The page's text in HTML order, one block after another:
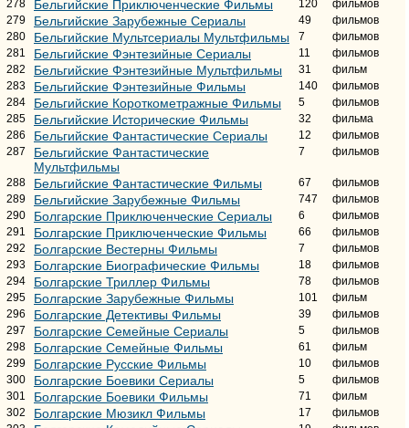
278 Бельгийские Приключенческие Фильмы 120
фильмов
279
Бельгийские Зарубежные Сериалы 49
фильмов
280
Бельгийские Мультсериалы Мультфильмы 7
фильмов
281
Бельгийские Фэнтезийные Сериалы 11
фильмов
282
Бельгийские Фэнтезийные Мультфильмы 31
фильм
283
Бельгийские Фэнтезийные Фильмы 140
фильмов
284
Бельгийские Короткометражные Фильмы 5
фильмов
285
Бельгийские Исторические Фильмы 32
фильма
286
Бельгийские Фантастические Сериалы 12
фильмов
287
Бельгийские Фантастические
Мультфильмы
7 фильмов
288 Бельгийские Фантастические Фильмы 67
фильмов
289
Бельгийские Зарубежные Фильмы 747
фильмов
290
Болгарские Приключенческие Сериалы 6
фильмов
291
Болгарские Приключенческие Фильмы 66
фильмов
292
Болгарские Вестерны Фильмы 7
фильмов
293
Болгарские Биографические Фильмы 18
фильмов
294
Болгарские Триллер Фильмы 78
фильмов
295
Болгарские Зарубежные Фильмы 101
фильм
296
Болгарские Детективы Фильмы 39
фильмов
297
Болгарские Семейные Сериалы 5
фильмов
298
Болгарские Семейные Фильмы 61
фильм
299
Болгарские Русские Фильмы 10
фильмов
300
Болгарские Боевики Сериалы 5
фильмов
301
Болгарские Боевики Фильмы 71
фильм
302
Болгарские Мюзикл Фильмы 17
фильмов